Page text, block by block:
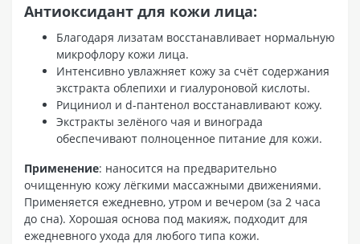
Антиоксидант для кожи лица:
Благодаря лизатам восстанавливает нормальную
микрофлору кожи лица.
Интенсивно увлажняет кожу за счёт содержания
экстракта облепихи и гиалуроновой кислоты.
Рициниол и d-пантенол восстанавливают кожу.
Экстракты зелёного чая и винограда
обеспечивают полноценное питание для кожи.
Применение: наносится на предварительно
очищенную кожу лёгкими массажными движениями.
Применяется ежедневно, утром и вечером (за 2 часа
до сна). Хорошая основа под макияж, подходит для
ежедневного ухода для любого типа кожи.